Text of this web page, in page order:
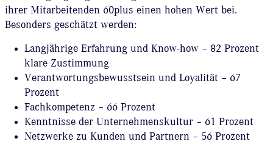
ihrer Mitarbeitenden 60plus einen hohen Wert bei.
Besonders geschätzt werden:
Langjährige Erfahrung und Know-how – 82 Prozent
klare Zustimmung
Verantwortungsbewusstsein und Loyalität – 67
Prozent
Fachkompetenz – 66 Prozent
Kenntnisse der Unternehmenskultur – 61 Prozent
Netzwerke zu Kunden und Partnern – 56 Prozent